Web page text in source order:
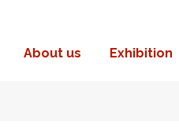
Navigazione
About us Exhibition